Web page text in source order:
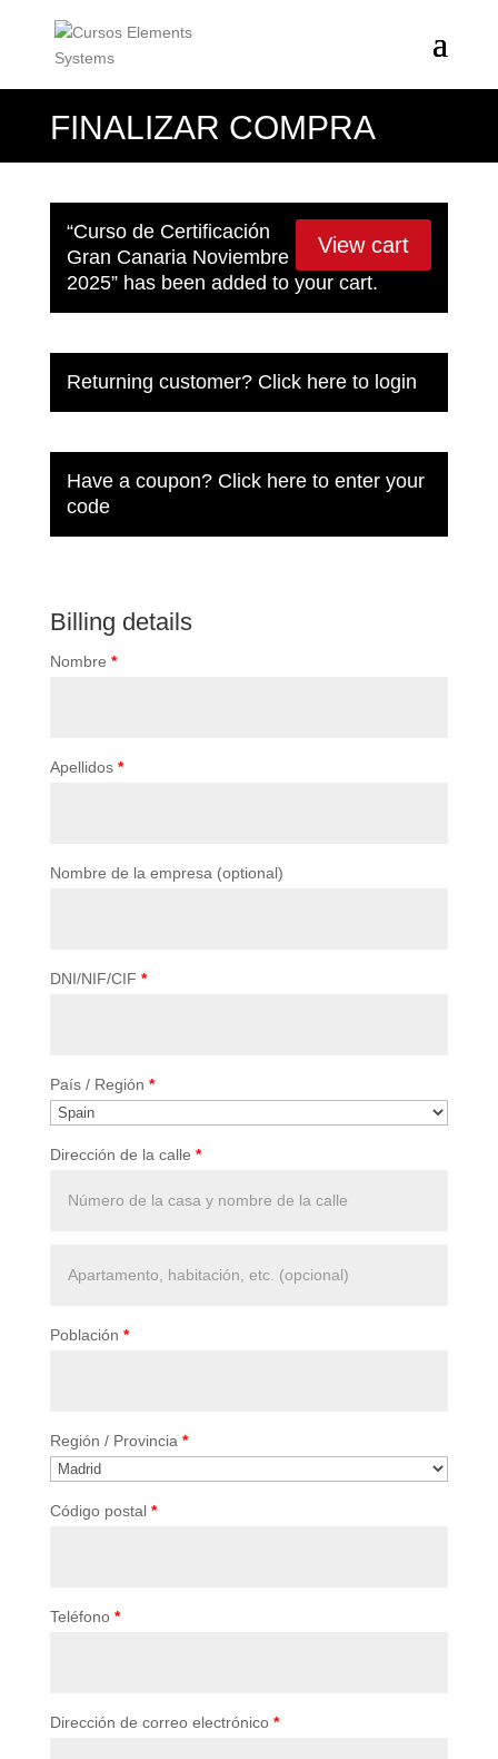
FINALIZAR COMPRA
View cart
“Curso de Certificación
Gran Canaria Noviembre
2025” has been added to your cart.
Returning customer? Click here to login
Have a coupon? Click here to enter your
code
Billing details
Nombre *
Apellidos *
Nombre de la empresa (optional)
DNI/NIF/CIF *
País / Región *
Dirección de la calle *
Población *
Región / Provincia *
Código postal *
Teléfono *
Dirección de correo electrónico *